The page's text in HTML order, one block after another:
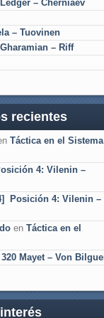
– Cherniaev
– Tuovinen
– Riff
recientes
Táctica en el Sistema
4: Vilenin –
Posición 4: Vilenin –
en Táctica en el
320 Mayet – Von